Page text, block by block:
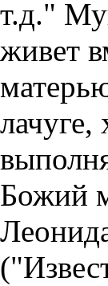
т.д."
живет
Божий